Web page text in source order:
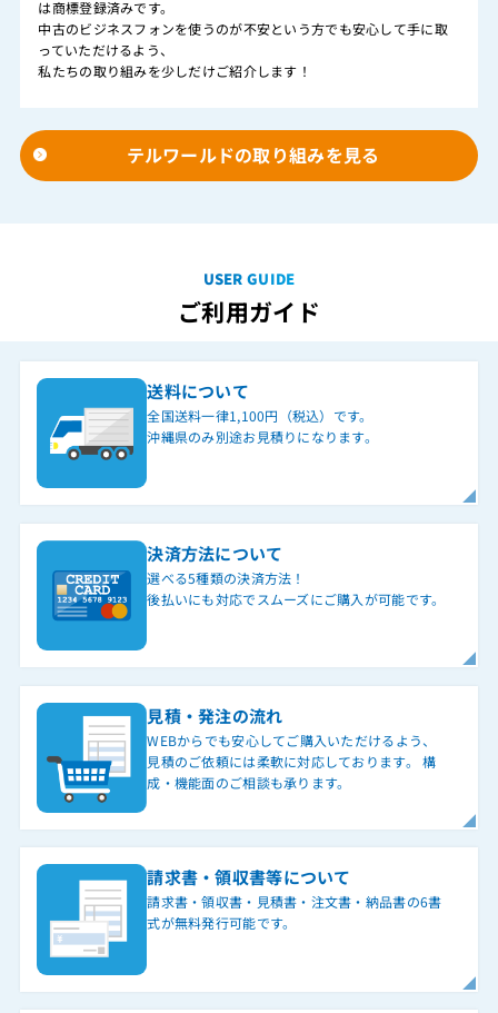
は商標登録済みです。
中古のビジネスフォンを使うのが不安という方でも安心して手に取
っていただけるよう、
私たちの取り組みを少しだけご紹介します！
テルワールドの取り組みを見る
USER GUIDE
ご利用ガイド
送料について
全国送料一律1,100円（税込）です。
沖縄県のみ別途お見積りになります。
決済方法について
選べる5種類の決済方法！
後払いにも対応でスムーズにご購入が可能です。
見積・発注の流れ
WEBからでも安心してご購入いただけるよう、
見積のご依頼には柔軟に対応しております。 構
成・機能面のご相談も承ります。
請求書・領収書等について
請求書・領収書・見積書・注文書・納品書の6書
式が無料発行可能です。